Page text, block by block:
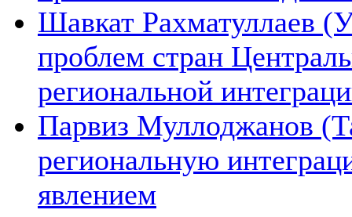
Шавкат Рахматуллаев
проблем стран
региональной
Парвиз Муллоджанов
региональную
явлением